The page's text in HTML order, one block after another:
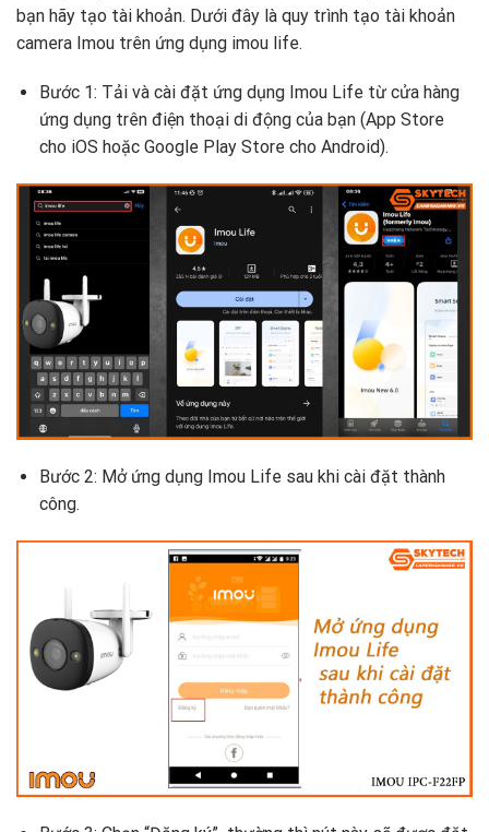
bạn hãy tạo tài khoản. Dưới đây là quy trình tạo tài khoản
camera Imou trên ứng dụng imou life.
Bước 1: Tải và cài đặt ứng dụng Imou Life từ cửa hàng
ứng dụng trên điện thoại di động của bạn (App Store
cho iOS hoặc Google Play Store cho Android).
Bước 2: Mở ứng dụng Imou Life sau khi cài đặt thành
công.